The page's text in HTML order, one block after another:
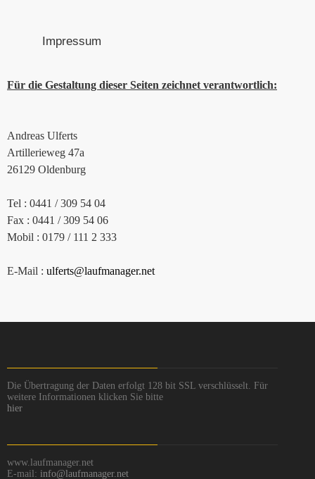
Impressum
Für die Gestaltung dieser Seiten zeichnet verantwortlich:
Andreas Ulferts
Artillerieweg 47a
26129 Oldenburg
Tel : 0441 / 309 54 04
Fax : 0441 / 309 54 06
Mobil : 0179 / 111 2 333
E-Mail : ulferts@laufmanager.net
Die Übertragung der Daten erfolgt 128 bit SSL verschlüsselt. Für
weitere Informationen klicken Sie bitte
hier
www.laufmanager.net
E-mail: info@laufmanager.net